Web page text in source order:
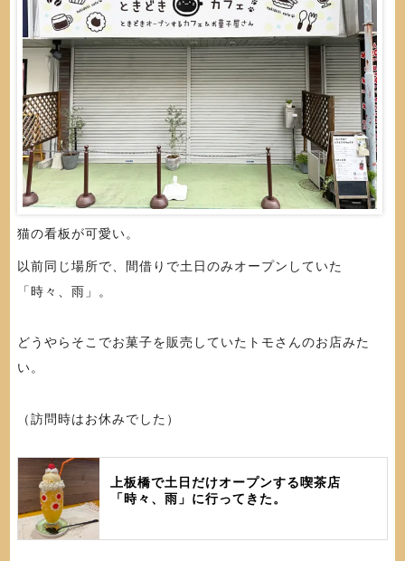
猫の看板が可愛い。
以前同じ場所で、間借りで土日のみオープンしていた
「時々、雨」。
どうやらそこでお菓子を販売していたトモさんのお店みた
い。
（訪問時はお休みでした）
上板橋で土日だけオープンする喫茶店
「時々、雨」に行ってきた。